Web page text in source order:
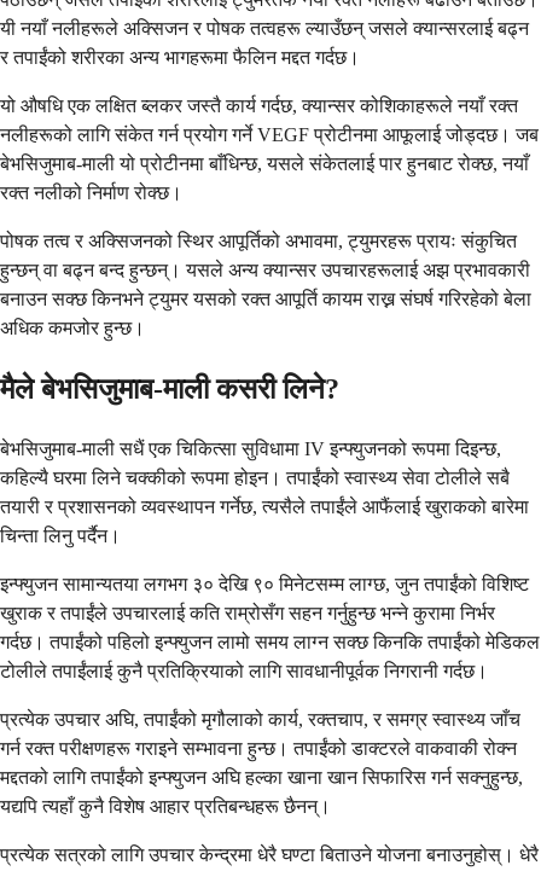
यी नयाँ नलीहरूले अक्सिजन र पोषक तत्वहरू ल्याउँछन् जसले क्यान्सरलाई बढ्न
र तपाईंको शरीरका अन्य भागहरूमा फैलिन मद्दत गर्दछ।
यो औषधि एक लक्षित ब्लकर जस्तै कार्य गर्दछ, क्यान्सर कोशिकाहरूले नयाँ रक्त
नलीहरूको लागि संकेत गर्न प्रयोग गर्ने VEGF प्रोटीनमा आफूलाई जोड्दछ। जब
बेभसिजुमाब-माली यो प्रोटीनमा बाँधिन्छ, यसले संकेतलाई पार हुनबाट रोक्छ, नयाँ
रक्त नलीको निर्माण रोक्छ।
पोषक तत्व र अक्सिजनको स्थिर आपूर्तिको अभावमा, ट्युमरहरू प्रायः संकुचित
हुन्छन् वा बढ्न बन्द हुन्छन्। यसले अन्य क्यान्सर उपचारहरूलाई अझ प्रभावकारी
बनाउन सक्छ किनभने ट्युमर यसको रक्त आपूर्ति कायम राख्न संघर्ष गरिरहेको बेला
अधिक कमजोर हुन्छ।
मैले बेभसिजुमाब-माली कसरी लिने?
बेभसिजुमाब-माली सधैं एक चिकित्सा सुविधामा IV इन्फ्युजनको रूपमा दिइन्छ,
कहिल्यै घरमा लिने चक्कीको रूपमा होइन। तपाईंको स्वास्थ्य सेवा टोलीले सबै
तयारी र प्रशासनको व्यवस्थापन गर्नेछ, त्यसैले तपाईंले आफैंलाई खुराकको बारेमा
चिन्ता लिनु पर्दैन।
इन्फ्युजन सामान्यतया लगभग ३० देखि ९० मिनेटसम्म लाग्छ, जुन तपाईंको विशिष्ट
खुराक र तपाईंले उपचारलाई कति राम्रोसँग सहन गर्नुहुन्छ भन्ने कुरामा निर्भर
गर्दछ। तपाईंको पहिलो इन्फ्युजन लामो समय लाग्न सक्छ किनकि तपाईंको मेडिकल
टोलीले तपाईंलाई कुनै प्रतिक्रियाको लागि सावधानीपूर्वक निगरानी गर्दछ।
प्रत्येक उपचार अघि, तपाईंको मृगौलाको कार्य, रक्तचाप, र समग्र स्वास्थ्य जाँच
गर्न रक्त परीक्षणहरू गराइने सम्भावना हुन्छ। तपाईंको डाक्टरले वाकवाकी रोक्न
मद्दतको लागि तपाईंको इन्फ्युजन अघि हल्का खाना खान सिफारिस गर्न सक्नुहुन्छ,
यद्यपि त्यहाँ कुनै विशेष आहार प्रतिबन्धहरू छैनन्।
प्रत्येक सत्रको लागि उपचार केन्द्रमा धेरै घण्टा बिताउने योजना बनाउनुहोस्। धेरै